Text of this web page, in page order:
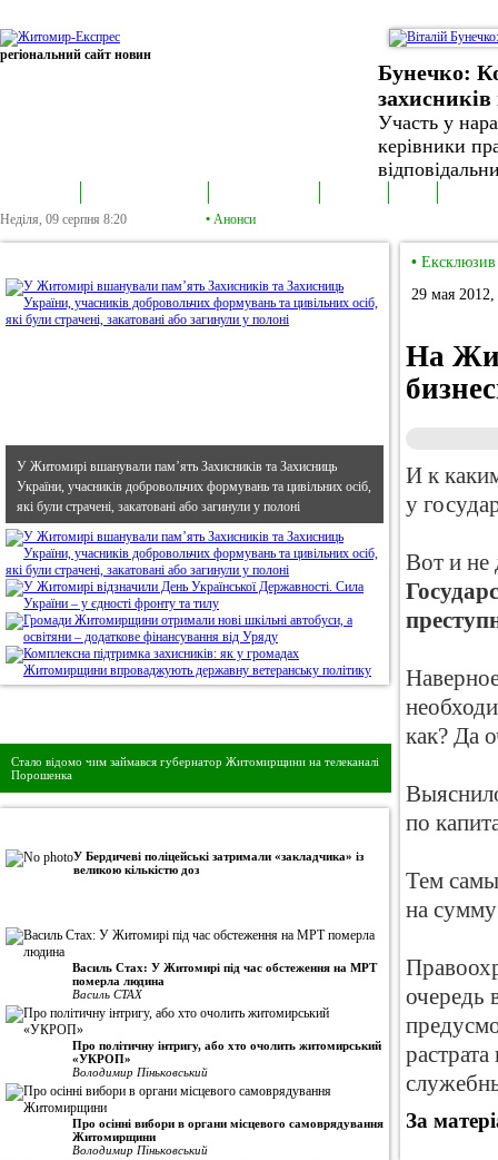
регіональний сайт новин
Бунечко:
захисників
Участь у
керівники
Неділя, 09 серпня 8:20 • Анонси
У Житомирі вшанували пам’ять Захисників та Захисниць
України, учасників добровольчих формувань та цивільних осіб,
які були страчені, закатовані або загинули у полоні
Стало відомо чим займався губернатор Житомирщини на телеканалі
Порошенка
У Бердичеві поліцейські затримали «закладчика» із
великою кількістю доз
Василь Стах: У Житомирі під час обстеження на МРТ
померла людина
Василь СТАХ
Про політичну інтригу, або хто очолить житомирський
«УКРОП»
Володимир Піньковський
Про осінні вибори в органи місцевого самоврядування
Житомирщини
Володимир Піньковський
• Ексклюзив
29 мая
На
И к
у
Вот и не
как? Да
по
Тем
на
очередь
За